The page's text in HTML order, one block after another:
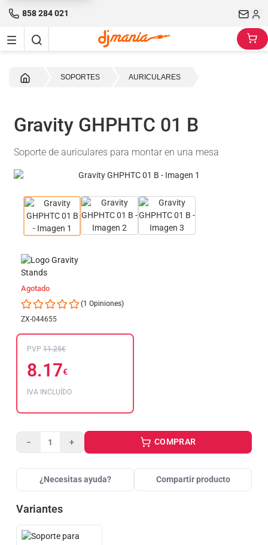
858 284 021
SOPORTES AURICULARES
Gravity GHPHTC 01 B
Soporte de auriculares para montar en una mesa
Agotado
(1 Opiniones)
ZX-044655
PVP 11.25€
8.17€
IVA INCLUÍDO
− + COMPRAR
¿Necesitas ayuda? Compartir producto
Variantes